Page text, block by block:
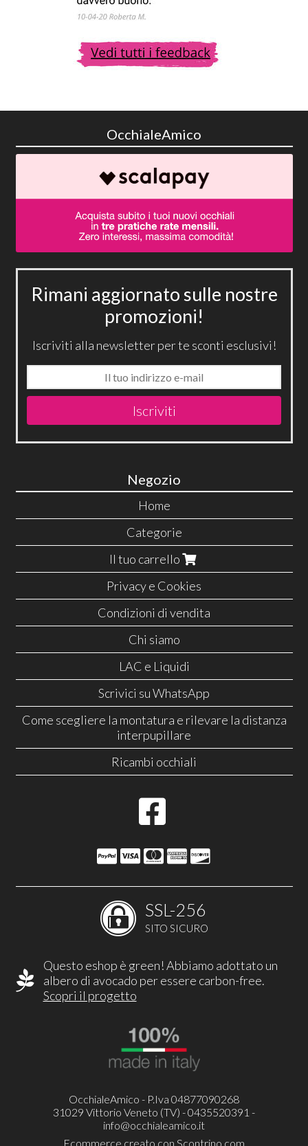
OcchialeAmico
Rimani aggiornato sulle nostre
promozioni!
Iscriviti alla newsletter per te sconti esclusivi!
Iscriviti
Negozio
Home
Categorie
Il tuo carrello
Privacy e Cookies
Condizioni di vendita
Chi siamo
LAC e Liquidi
Scrivici su WhatsApp
Come scegliere la montatura e rilevare la distanza
interpupillare
Ricambi occhiali
SSL-256
SITO SICURO
Questo eshop è green! Abbiamo adottato un
albero di avocado per essere carbon-free.
Scopri il progetto
OcchialeAmico - P.Iva 04877090268
31029 Vittorio Veneto (TV) - 0435520391 -
info@occhialeamico.it
Ecommerce creato con Scontrino.com